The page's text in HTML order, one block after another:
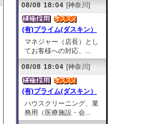
08/08 18:04 [神奈川]
(有)プライム(ダスキン）
マネジャー（店長）とし
てお客様への対応、...
08/08 18:04 [神奈川]
(有)プライム(ダスキン）
ハウスクリーニング、業
務用（医療施設・会...